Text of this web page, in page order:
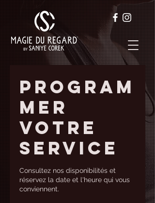
Program
mer
votre
service
Consultez nos disponibilités et
réservez la date et l'heure qui vous
conviennent.